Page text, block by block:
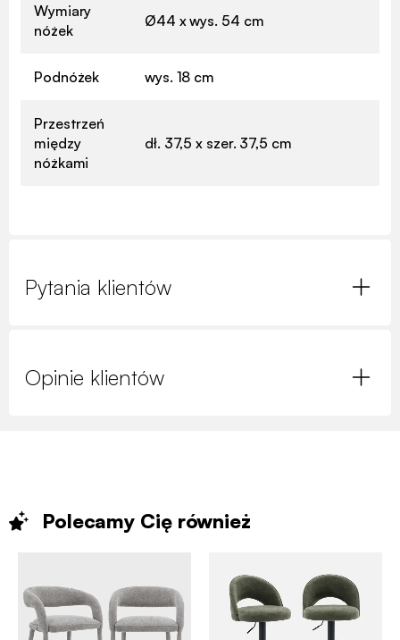
Wymiary
nóżek
Ø44 x wys. 54 cm
Podnóżek wys. 18 cm
Przestrzeń
między
nóżkami
dł. 37,5 x szer. 37,5 cm
Pytania klientów
Opinie klientów
Polecamy Cię również